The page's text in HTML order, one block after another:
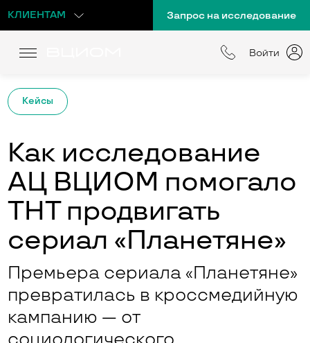
КЛИЕНТАМ Запрос на исследование
Войти
Кейсы
Как исследование
АЦ ВЦИОМ помогало
ТНТ продвигать
сериал «Планетяне»
Премьера сериала «Планетяне»
превратилась в кроссмедийную
кампанию — от